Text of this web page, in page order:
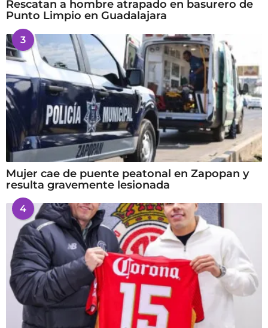
Rescatan a hombre atrapado en basurero de
Punto Limpio en Guadalajara
3
Mujer cae de puente peatonal en Zapopan y
resulta gravemente lesionada
4